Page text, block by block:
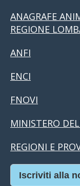
ANAGRAFE
REGIONE
ANFI
ENCI
FNOVI
MINISTERO
REGIONI E
Iscriviti alla